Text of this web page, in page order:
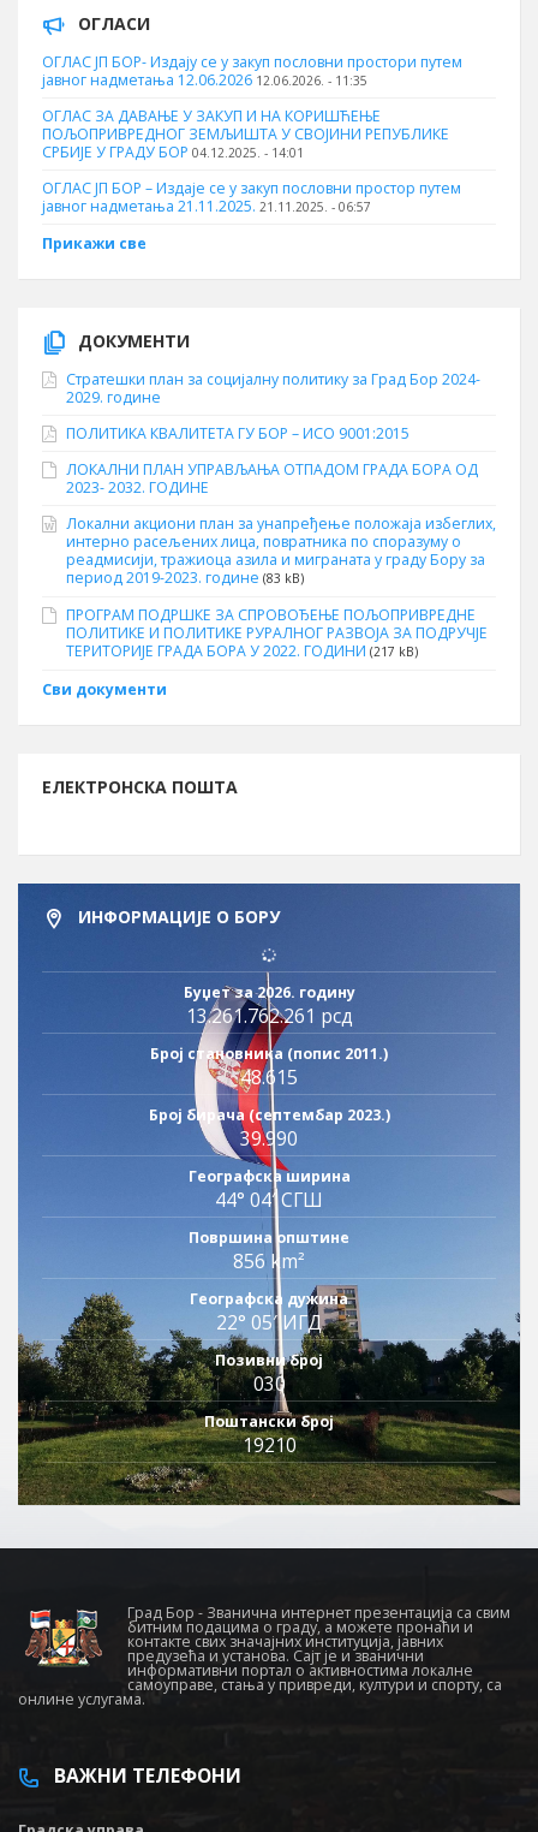
ОГЛАСИ
ОГЛАС ЈП БОР- Издају се у закуп пословни простори путем
јавног надметања 12.06.2026 12.06.2026. - 11:35
ОГЛАС ЗА ДАВАЊЕ У ЗАКУП И НА КОРИШЋЕЊЕ
ПОЉОПРИВРЕДНОГ ЗЕМЉИШТА У СВОЈИНИ РЕПУБЛИКЕ
СРБИЈЕ У ГРАДУ БОР 04.12.2025. - 14:01
ОГЛАС ЈП БОР – Издаје се у закуп пословни простор путем
јавног надметања 21.11.2025. 21.11.2025. - 06:57
Прикажи све
ДОКУМЕНТИ
Стратешки план за социјалну политику за Град Бор 2024-
2029. године
ПОЛИТИКА КВАЛИТЕТА ГУ БОР – ИСО 9001:2015
ЛОКАЛНИ ПЛАН УПРАВЉАЊА ОТПАДОМ ГРАДА БОРА ОД
2023- 2032. ГОДИНЕ
Локални акциони план за унапређење положаја избеглих,
интерно расељених лица, повратника по споразуму о
реадмисији, тражиоца азила и миграната у граду Бору за
период 2019-2023. године (83 kB)
ПРОГРАМ ПОДРШКЕ ЗА СПРОВОЂЕЊЕ ПОЉОПРИВРЕДНЕ
ПОЛИТИКЕ И ПОЛИТИКЕ РУРАЛНОГ РАЗВОЈА ЗА ПОДРУЧЈЕ
ТЕРИТОРИЈЕ ГРАДА БОРА У 2022. ГОДИНИ (217 kB)
Сви документи
ЕЛЕКТРОНСКА ПОШТА
ИНФОРМАЦИЈЕ О БОРУ
Буџет за 2026. годину
13.261.762.261 рсд
Број становника (попис 2011.)
48.615
Број бирача (септембар 2023.)
39.990
Географска ширина
44° 04′ СГШ
Површина општине
856 km²
Географска дужина
22° 05′ ИГД
Позивни број
030
Поштански број
19210
Град Бор - Званична интернет презентација са свим
битним подацима о граду, а можете пронаћи и
контакте свих значајних институција, јавних
предузећа и установа. Сајт је и званични
информативни портал о активностима локалне
самоуправе, стања у привреди, култури и спорту, са
онлине услугама.
ВАЖНИ ТЕЛЕФОНИ